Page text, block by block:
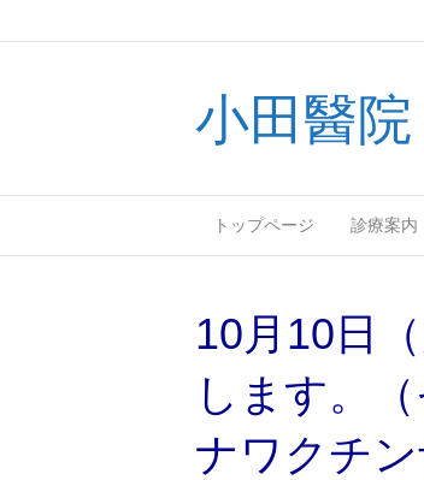
小田醫院
トップページ 診療案内
10月10日
します。
ナワクチ